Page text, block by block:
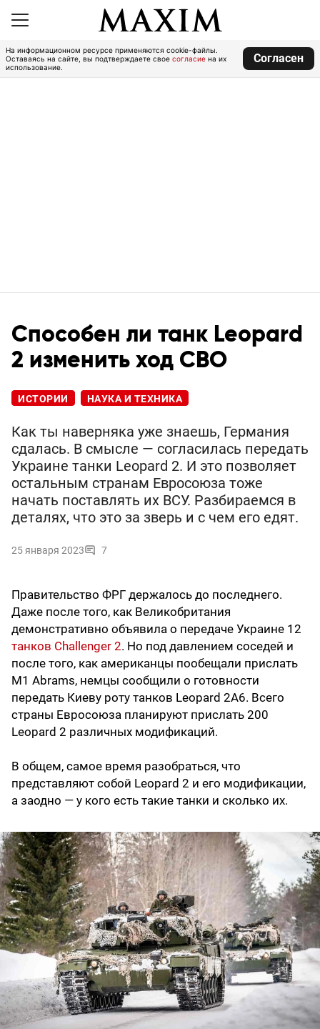
На информационном ресурсе применяются cookie-файлы.
Оставаясь на сайте, вы подтверждаете свое согласие на их
использование.
Согласен
Способен ли танк Leopard
2 изменить ход СВО
ИСТОРИИ НАУКА И ТЕХНИКА
Как ты наверняка уже знаешь, Германия
сдалась. В смысле — согласилась передать
Украине танки Leopard 2. И это позволяет
остальным странам Евросоюза тоже
начать поставлять их ВСУ. Разбираемся в
деталях, что это за зверь и с чем его едят.
25 января 2023 7
Правительство ФРГ держалось до последнего.
Даже после того, как Великобритания
демонстративно объявила о передаче Украине 12
танков Challenger 2. Но под давлением соседей и
после того, как американцы пообещали прислать
M1 Abrams, немцы сообщили о готовности
передать Киеву роту танков Leopard 2A6. Всего
страны Евросоюза планируют прислать 200
Leopard 2 различных модификаций.
В общем, самое время разобраться, что
представляют собой Leopard 2 и его модификации,
а заодно — у кого есть такие танки и сколько их.